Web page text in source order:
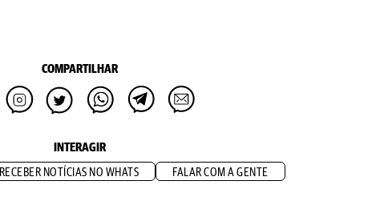
COMPARTILHAR
INTERAGIR
RECEBER NOTÍCIAS NO WHATS FALAR COM A GENTE